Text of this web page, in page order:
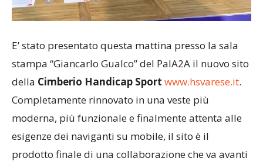
E’ stato presentato questa mattina presso la sala
stampa “Giancarlo Gualco” del PalA2A il nuovo sito
della Cimberio Handicap Sport www.hsvarese.it.
Completamente rinnovato in una veste più
moderna, più funzionale e finalmente attenta alle
esigenze dei naviganti su mobile, il sito è il
prodotto finale di una collaborazione che va avanti